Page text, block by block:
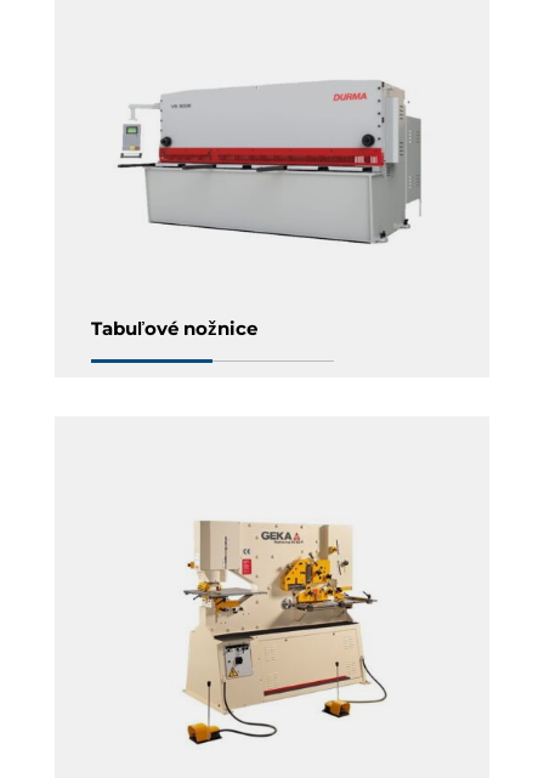
Tabuľové nožnice